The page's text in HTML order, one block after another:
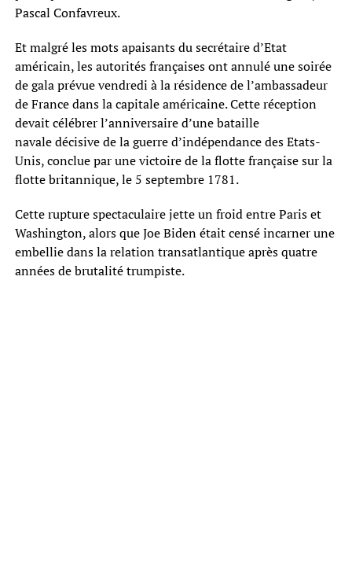
Pascal Confavreux.
Et malgré les mots apaisants du secrétaire d’Etat
américain, les autorités françaises ont annulé une soirée
de gala prévue vendredi à la résidence de l’ambassadeur
de France dans la capitale américaine. Cette réception
devait célébrer l’anniversaire d’une bataille
navale décisive de la guerre d’indépendance des Etats-
Unis, conclue par une victoire de la flotte française sur la
flotte britannique, le 5 septembre 1781.
Cette rupture spectaculaire jette un froid entre Paris et
Washington, alors que Joe Biden était censé incarner une
embellie dans la relation transatlantique après quatre
années de brutalité trumpiste.